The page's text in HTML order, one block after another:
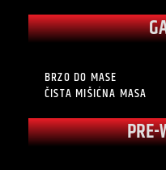
BRZO DO MASE
ČISTA MIŠIĆNA MASA
PRE-